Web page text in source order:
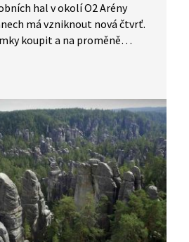
hal v okolí O2 Arény
má vzniknout nová čtvrť.
koupit a na proměně